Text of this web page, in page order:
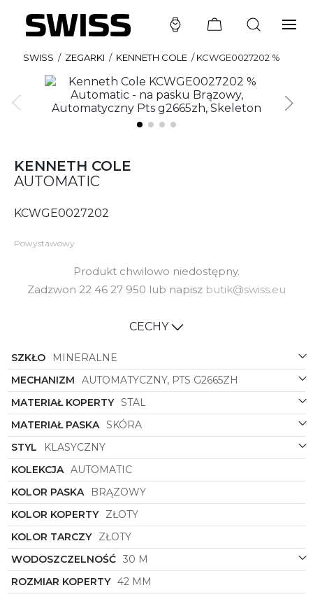
SWISS / ZEGARKI / KENNETH COLE /KCWGE0027202 %
KENNETH COLE
AUTOMATIC
KCWGE0027202
Powystawowy
Produkt chwilowo niedostępny.
Zadzwon 22 46 27 950 lub napisz butik@swiss.eu
CECHY
SZKŁO
MINERALNE
MECHANIZM
AUTOMATYCZNY, PTS G2665ZH
MATERIAŁ KOPERTY STAL
MATERIAŁ PASKA SKÓRA
STYL
KLASYCZNY
KOLEKCJA AUTOMATIC
KOLOR PASKA
BRĄZOWY
KOLOR KOPERTY ZŁOTY
KOLOR TARCZY ZŁOTY
WODOSZCZELNOŚĆ 30 M
ROZMIAR KOPERTY 42 MM